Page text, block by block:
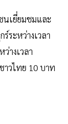
นเยี่ยมชมและ
ระหว่างเวลา
างเวลา
าวไทย 10 บาท